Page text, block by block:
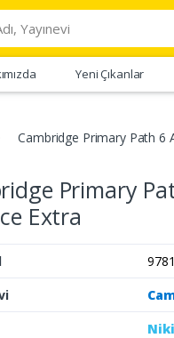
Yeni Çıkanlar
Cambridge Primary Path 6
Primary
Extra